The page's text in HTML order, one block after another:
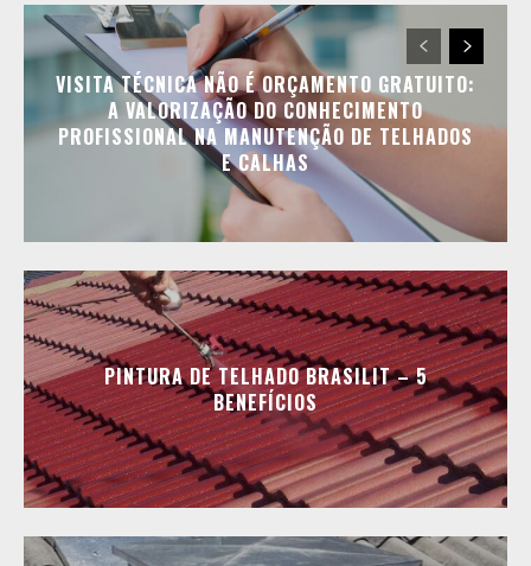
VISITA TÉCNICA NÃO É ORÇAMENTO GRATUITO:
A VALORIZAÇÃO DO CONHECIMENTO
PROFISSIONAL NA MANUTENÇÃO DE TELHADOS
E CALHAS
PINTURA DE TELHADO BRASILIT – 5
BENEFÍCIOS